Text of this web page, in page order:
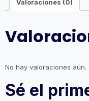
Valoraciones (0)
No hay valoraciones aún.
Sé el